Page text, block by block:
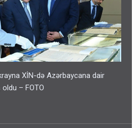
XİN-də Azərbaycana dair
oldu – FOTO